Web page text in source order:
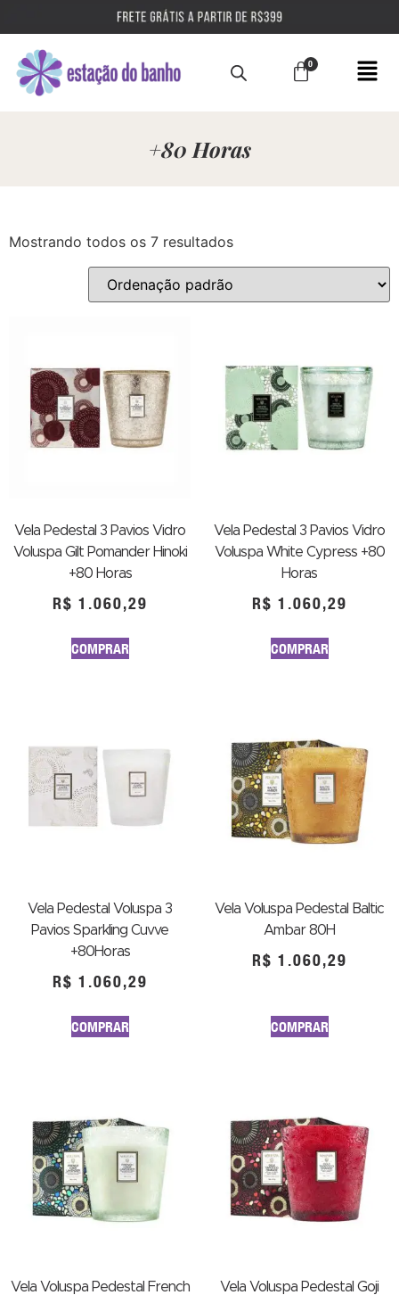
+80 Horas
Mostrando todos os 7 resultados
Vela Pedestal 3 Pavios Vidro
Voluspa Gilt Pomander Hinoki
+80 Horas
R$ 1.060,29
COMPRAR
Vela Pedestal 3 Pavios Vidro
Voluspa White Cypress +80
Horas
R$ 1.060,29
COMPRAR
Vela Pedestal Voluspa 3
Pavios Sparkling Cuvve
+80Horas
R$ 1.060,29
COMPRAR
Vela Voluspa Pedestal Baltic
Ambar 80H
R$ 1.060,29
COMPRAR
Vela Voluspa Pedestal French
Vela Voluspa Pedestal Goji